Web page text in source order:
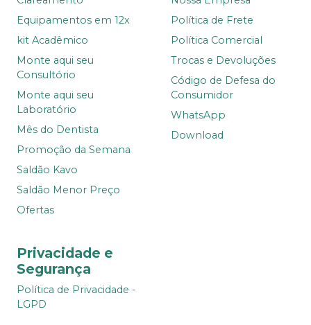
Equipamentos em 12x
kit Acadêmico
Monte aqui seu
Consultório
Monte aqui seu
Laboratório
Mês do Dentista
Promoção da Semana
Saldão Kavo
Saldão Menor Preço
Ofertas
Política de Frete
Política Comercial
Trocas e Devoluções
Código de Defesa do
Consumidor
WhatsApp
Download
Privacidade e
Segurança
Política de Privacidade -
LGPD